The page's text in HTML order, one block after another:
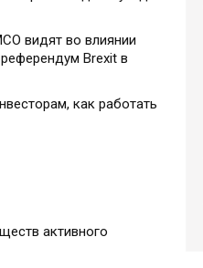
видят во влиянии
Brexit в
как работать
активного